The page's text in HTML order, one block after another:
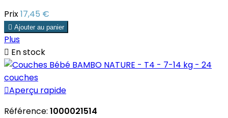
Prix17,45 €
 Ajouter au panier
Plus
 En stock
Aperçu rapide
Référence: 1000021514